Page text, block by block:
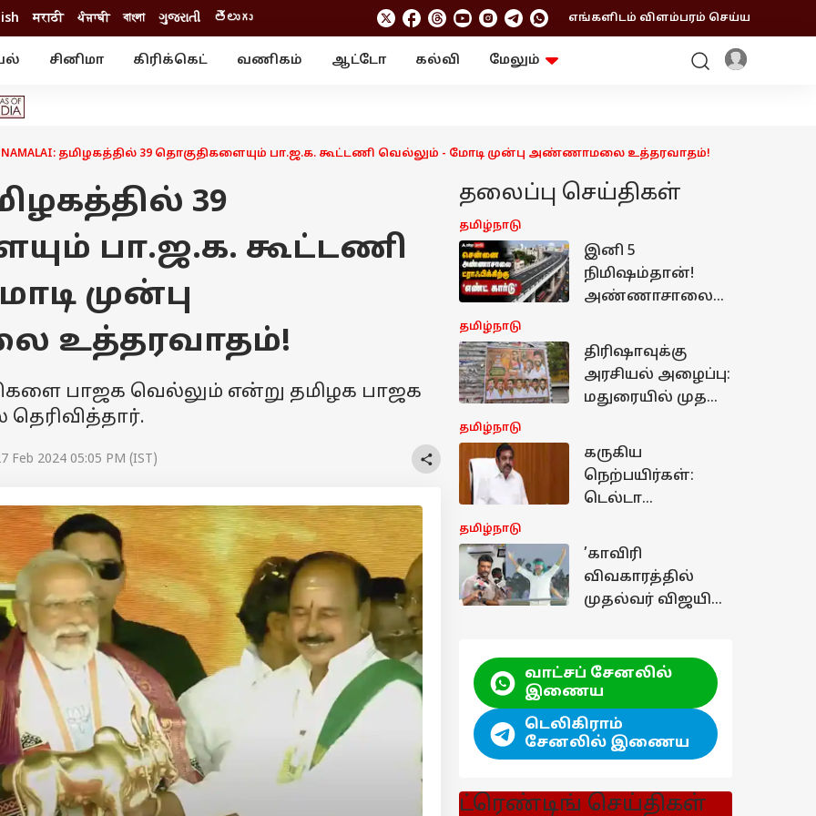
मराठी ਪੰਜਾਬੀ বাংলা ગુજરાતી తెలుగు எங்களிடம் விளம்பரம் செய்ய
சினிமா கிரிக்கெட் வணிகம் ஆட்டோ கல்வி
மேலும்
தமிழகத்தில் 39 தொகுதிகளையும் பா.ஜ.க. கூட்டணி வெல்லும் - மோடி முன்பு அண்ணாமலை உத்தரவாதம்!
39
பா.ஜ.க. கூட்டணி
முன்பு
உத்தரவாதம்!
பாஜக வெல்லும் என்று தமிழக பாஜக
Feb 2024 05:05 PM (IST)
தலைப்பு செய்திகள்
தமிழ்நாடு
இனி 5
நிமிஷம்தான்!
அண்ணாசாலை
எண்ட் கார்டு!
நவம்பரில்
திறக்கப்படும்
மேம்பாலம்!
தமிழ்நாடு
திரிஷாவுக்கு
அரசியல் அழைப்பு:
மதுரையில் முதல்
சங்கம்!
தமிழ்நாடு
கருகிய
நெற்பயிர்கள்:
டெல்டா
ரூ.25,000 இழப்பீடு
வழங்க எடப்பாடி
வலியுறுத்தல்
தமிழ்நாடு
’காவிரி
விவகாரத்தில்
முதல்வர் விஜயின்
தலைவர் சரமாரி
கேள்வி..!
வாட்சப் சேனலில்
இணைய
டெலிகிராம்
சேனலில் இணைய
ட்ரெண்டிங் செய்திகள்